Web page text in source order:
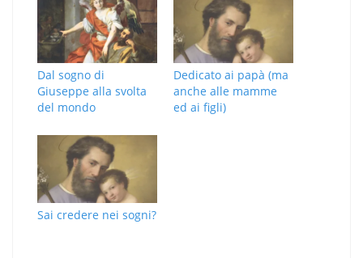
Dal sogno di
Giuseppe alla svolta
del mondo
Dedicato ai papà (ma
anche alle mamme
ed ai figli)
Sai credere nei sogni?